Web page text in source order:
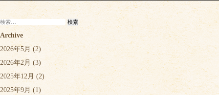
検
索:
Archive
2026年5月 (2)
2026年2月 (3)
2025年12月 (2)
2025年9月 (1)